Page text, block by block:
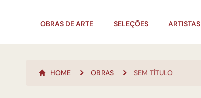
OBRAS DE ARTE SELEÇÕES ARTISTAS
HOME OBRAS SEM TÍTULO